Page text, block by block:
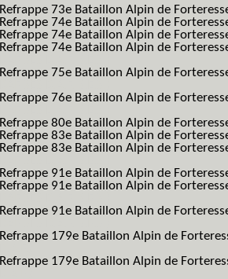
Refrappe 73e Bataillon Alpin de
Refrappe 74e Bataillon Alpin de
Refrappe 74e Bataillon Alpin de
Refrappe 74e Bataillon Alpin de
Refrappe 75e Bataillon Alpin de
Refrappe 76e Bataillon Alpin de
Refrappe 80e Bataillon Alpin de
Refrappe 83e Bataillon Alpin de
Refrappe 83e Bataillon Alpin de
Refrappe 91e Bataillon Alpin de
Refrappe 91e Bataillon Alpin de
Refrappe 91e Bataillon Alpin de
Refrappe 179e Bataillon Alpin de
Refrappe 179e Bataillon Alpin de